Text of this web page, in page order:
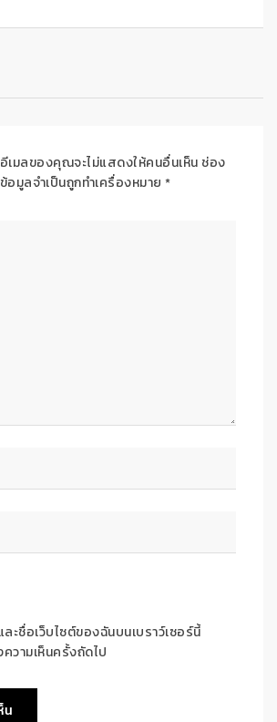
อีเมลของคุณจะไม่แสดงให้คนอื่นเห็น ช่อง
ข้อมูลจำเป็นถูกทำเครื่องหมาย *
ะชื่อเว็บไซต์ของฉันบนเบราว์เซอร์นี้
วามเห็นครั้งถัดไป